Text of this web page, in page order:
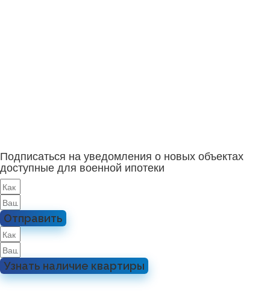
Подписаться на уведомления о новых объектах
доступные для военной ипотеки
Отправить
Узнать наличие квартиры